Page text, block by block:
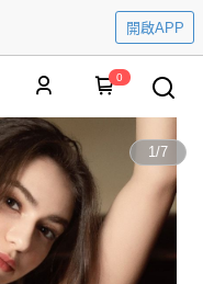
開啟APP
0
1/7